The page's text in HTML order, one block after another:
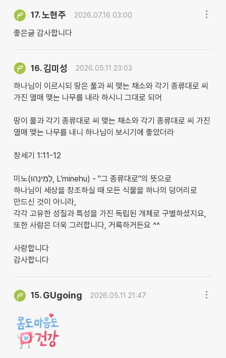
17.노현주 2026.07.16 03:00
좋은글 감사합니다
16.김미성 2026.05.11 23:03
하나님이 이르시되 땅은 풀과 씨 맺는 채소와 각기 종류대로 씨
가진 열매 맺는 나무를 내라 하시니 그대로 되어
​땅이 풀과 각기 종류대로 씨 맺는 채소와 각기 종류대로 씨 가진
열매 맺는 나무를 내니 하나님이 보시기에 좋았더라
창세기 1:11-12
​미노(לְמִינֵהוּ, L'minehu) - "그 종류대로"의 뜻으로
하나님이 세상을 창조하실 때 모든 식물을 하나의 덩어리로
만드신 것이 아니라,
각각 고유한 성질과 특성을 가진 독립된 개체로 구별하셨지요,
또한 사람은 더욱 그러합니다, 거룩하거든요 ^^
사랑합니다
감사합니다
15. GUgoing 2026.05.11 21:47